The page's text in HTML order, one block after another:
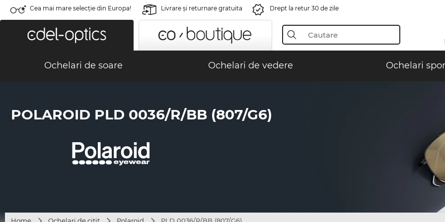
Cea mai mare selecție din Europa! Livrare şi returnare gratuita Drept la retur 30 de zile
Ochelari de soare Ochelari de vedere Ochelari
POLAROID PLD 0036/R/BB (807/G6)